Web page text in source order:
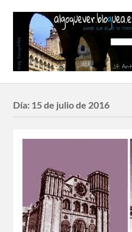
Día: 15 de julio de 2016